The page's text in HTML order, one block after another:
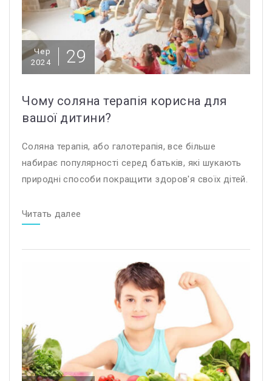
Чер
2024
29
Чому соляна терапія корисна для
вашої дитини?
Соляна терапія, або галотерапія, все більше
набирає популярності серед батьків, які шукають
природні способи покращити здоров'я своїх дітей.
Читать далее